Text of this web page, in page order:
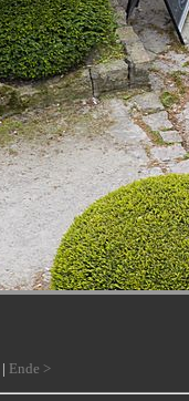
| Ende >